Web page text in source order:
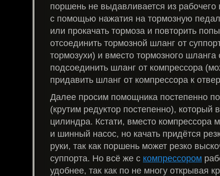
поршень не выдавливается из рабочего
с помощью нажатия на тормозную
или прокачать тормоза и повторить
отсоединить тормозной шланг от
тормозухи) и вместо тормозного шланга
подсоединить шланг от компрессора
придавить шланг от компрессора к
Далее просим помощника постепенно
(крутим редуктор постепенно), который
цилиндра. Кстати, вместо компрессора
и шинный насос, но качать придётся
руки, так как поршень может резко
суппорта. Но всё же с компрессором
удобнее, так как по не многу открывая